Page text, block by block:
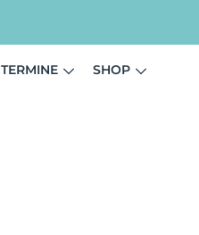
TERMINE SHOP